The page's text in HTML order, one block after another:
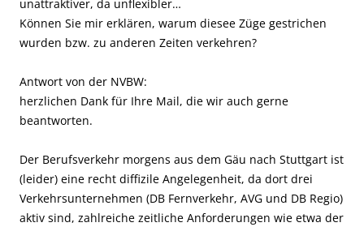
unattraktiver, da unflexibler…
Können Sie mir erklären, warum diesee Züge gestrichen
wurden bzw. zu anderen Zeiten verkehren?
Antwort von der NVBW:
herzlichen Dank für Ihre Mail, die wir auch gerne
beantworten.
Der Berufsverkehr morgens aus dem Gäu nach Stuttgart ist
(leider) eine recht diffizile Angelegenheit, da dort drei
Verkehrsunternehmen (DB Fernverkehr, AVG und DB Regio)
aktiv sind, zahlreiche zeitliche Anforderungen wie etwa der